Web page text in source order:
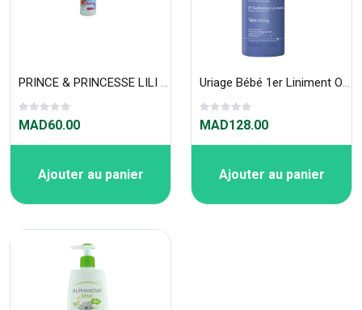
PRINCE & PRINCESSE LILI LINIMENT OLEO-CALCAIRE
MAD60.00
Ajouter au panier
Uriage Bébé 1er Liniment Oléothermal 500 ml
MAD128.00
Ajouter au panier